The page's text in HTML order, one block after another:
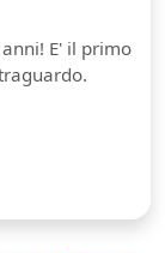
E' il primo